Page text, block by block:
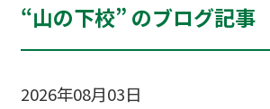
“山の下校” のブログ記事
2026年08月03日